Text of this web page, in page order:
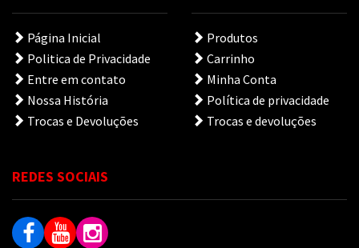
Página Inicial
Politica de Privacidade
Entre em contato
Nossa História
Trocas e Devoluções
Produtos
Carrinho
Minha Conta
Política de privacidade
Trocas e devoluções
REDES SOCIAIS